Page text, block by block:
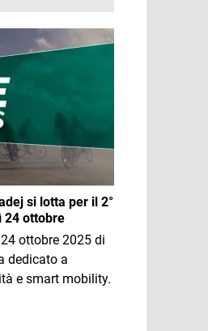
si lotta per il 2°
24 ottobre
ottobre 2025 di
dedicato a
e smart mobility.